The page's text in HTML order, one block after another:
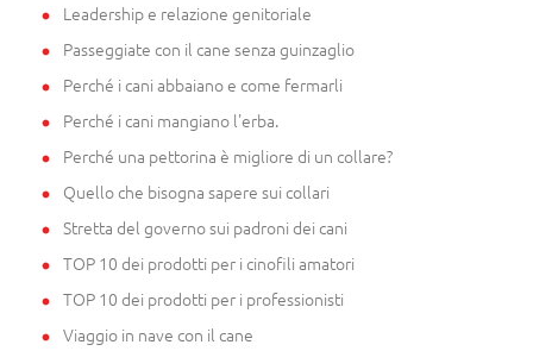
Leadership e relazione genitoriale
Passeggiate con il cane senza guinzaglio
Perché i cani abbaiano e come fermarli
Perché i cani mangiano l'erba.
Perché una pettorina è migliore di un collare?
Quello che bisogna sapere sui collari
Stretta del governo sui padroni dei cani
TOP 10 dei prodotti per i cinofili amatori
TOP 10 dei prodotti per i professionisti
Viaggio in nave con il cane